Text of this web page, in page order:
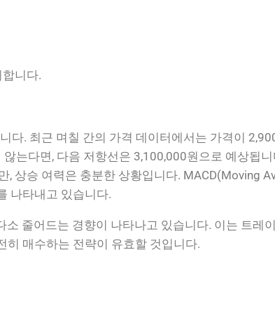
니다.
다. 최근 며칠 간의 가격 데이터에서는 가격이
는다면, 다음 저항선은 3,100,000원으로 예상됩
상승 여력은 충분한 상황입니다. MACD(Moving
나타내고 있습니다.
줄어드는 경향이 나타나고 있습니다. 이는 트레
히 매수하는 전략이 유효할 것입니다.